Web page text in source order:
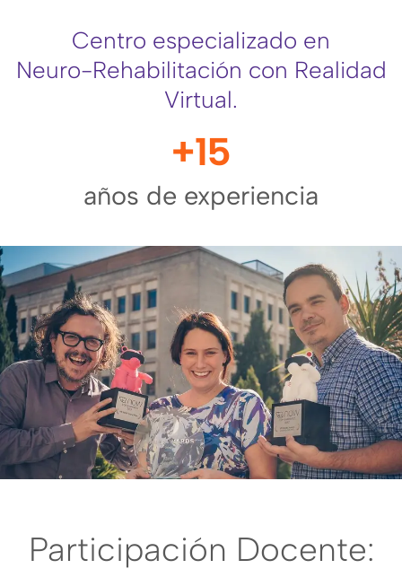
Centro especializado en
Neuro-Rehabilitación con Realidad
Virtual.
años de experiencia
+15
Participación Docente: